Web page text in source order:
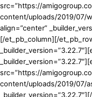
src=”https://
content/uploads/2019/07/
align=”center”
[/et_pb_column][/
src=”https://
content/uploads/2019/07/